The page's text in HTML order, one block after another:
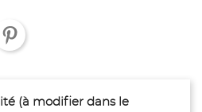
(à modifier dans le